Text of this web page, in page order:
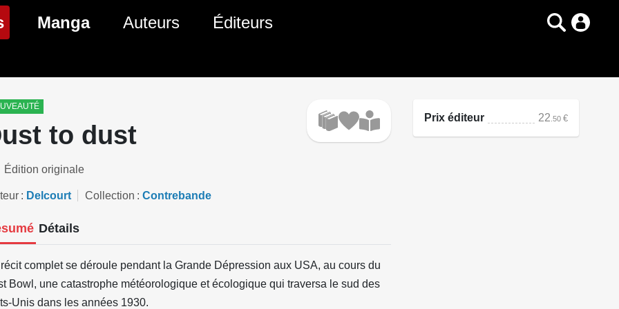
(page courante)
sorties Comics
Manga
Prochaines sorties Manga
Genres Manga
Auteurs Éditeurs
to dust
Édition originale
Delcourt Collection Contrebande
Détails
complet se déroule pendant la Grande Dépression aux USA, au cours du
Bowl, une catastrophe météorologique et écologique qui traversa le sud des
Unis dans les années 1930.
Prix éditeur 22 .50 €